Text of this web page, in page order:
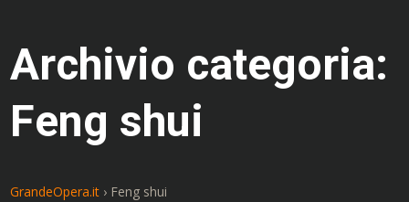
Archivio categoria:
Feng shui
GrandeOpera.it › Feng shui